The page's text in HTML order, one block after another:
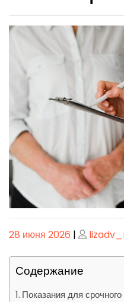
Опубликовано
28 июня 2026 |
Содержание
Показания для